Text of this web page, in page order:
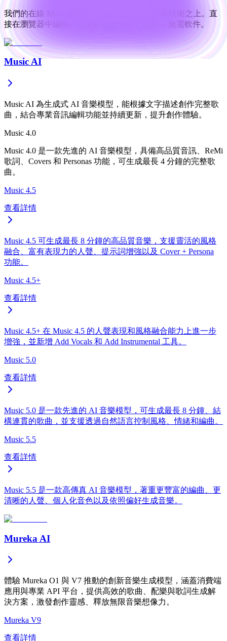
我們的在線 MIDI 編輯器建立在強大的 AI 音樂技術之上。直
接在瀏覽器中編輯、生成和細化 MIDI 文件 — 無需軟件。
Music AI
Music AI 為生成式 AI 音樂模型，能根據文字描述創作完整歌
曲，結合專業音訊編輯功能並持續更新，提升創作體驗。
Music 4.0
Music 4.0 是一款先進的 AI 音樂模型，具備高品質音訊、ReMi
歌詞、Covers 和 Personas 功能，可生成最長 4 分鐘的完整歌
曲。
Music 4.5
查看詳情
Music 4.5 可生成最長 8 分鐘的高品質音樂，支援靈活的風格
融合、富有表現力的人聲、提示詞增強以及 Cover + Persona
功能。
Music 4.5+
查看詳情
Music 4.5+ 在 Music 4.5 的人聲表現和風格融合能力上進一步
增強，並新增 Add Vocals 和 Add Instrumental 工具。
Music 5.0
查看詳情
Music 5.0 是一款先進的 AI 音樂模型，可生成最長 8 分鐘、結
構連貫的歌曲，並支援透過自然語言控制風格、情緒和編曲。
Music 5.5
查看詳情
Music 5.5 是一款高傳真 AI 音樂模型，著重更豐富的編曲、更
清晰的人聲、個人化音色以及依照偏好生成音樂。
Mureka AI
體驗 Mureka O1 與 V7 推動的創新音樂生成模型，涵蓋消費端
應用與專業 API 平台，提供高效的歌曲、配樂與歌詞生成解
決方案，激發創作靈感、釋放無限音樂想像力。
Mureka V9
查看詳情